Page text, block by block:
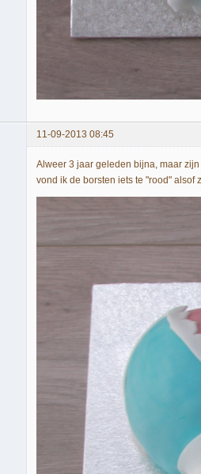
11-09-2013 08:45
Alweer 3 jaar geleden bijna, maar
vond ik de borsten iets te "rood"